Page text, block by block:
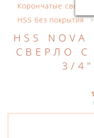
Корончатые сверла
HSS без покрытия
HSS
СВЕРЛО
3/4"